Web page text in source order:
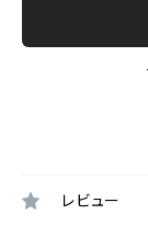
レビュー